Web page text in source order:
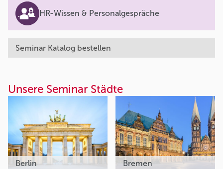
HR-Wissen & Personalgespräche
Seminar Katalog bestellen
Unsere Seminar Städte
Berlin Bremen